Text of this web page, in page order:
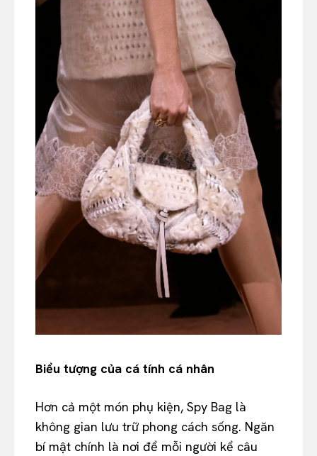
Biểu tượng của cá tính cá nhân
Hơn cả một món phụ kiện, Spy Bag là
không gian lưu trữ phong cách sống. Ngăn
bí mật chính là nơi để mỗi người kể câu